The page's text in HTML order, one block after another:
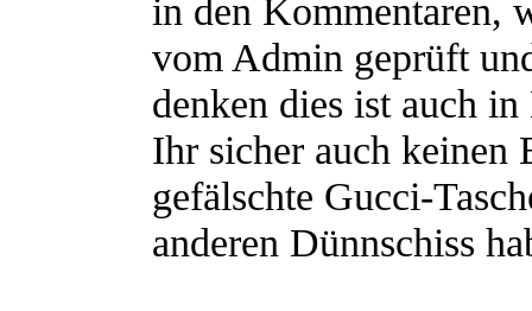
in den Kommentaren,
vom Admin geprüft
denken dies ist auch in
Ihr sicher auch keinen
gefälschte Gucci-
anderen Dünnschiss